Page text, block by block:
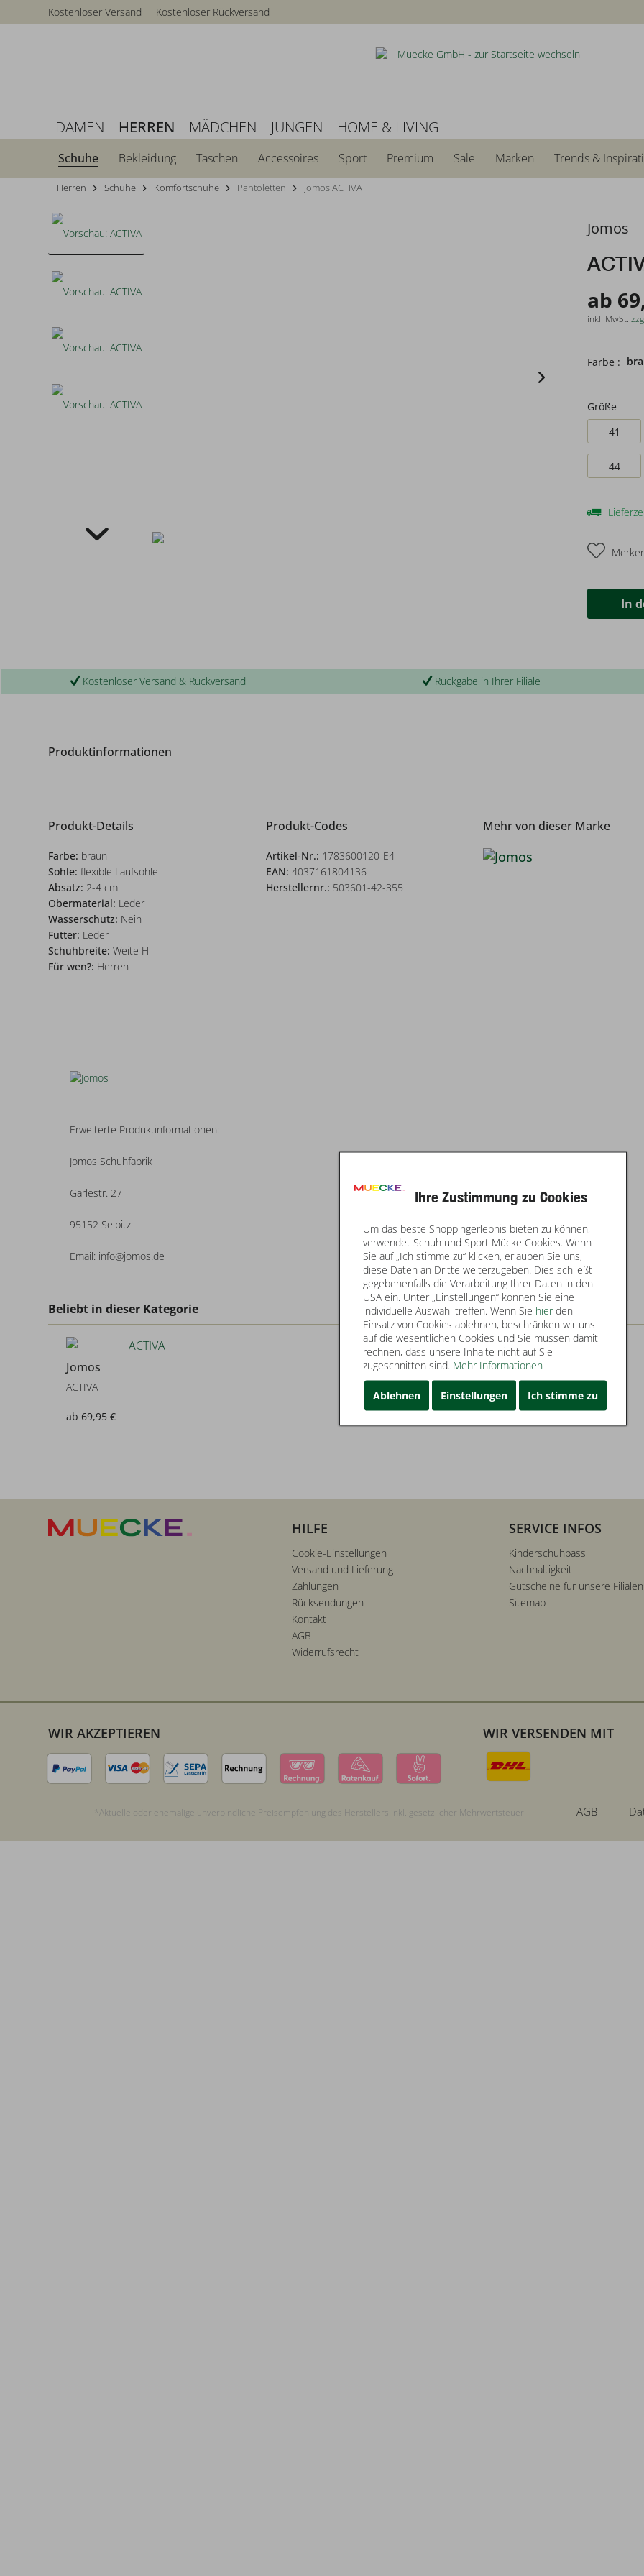
Kostenloser Versand Kostenloser Rückversand
DAMEN HERREN MÄDCHEN JUNGEN HOME & LIVING
Schuhe Bekleidung Taschen Accessoires Sport Premium Sale Marken Trends &
Herren Schuhe Komfortschuhe Pantoletten Jomos ACTIVA
Jomos
ab
inkl. MwSt.
Farbe :
Größe
41
44
In
Kostenloser Versand & Rückversand Rückgabe in Ihrer Filiale
Produktinformationen
Produkt-Details
Farbe: braun
Sohle: flexible Laufsohle
Absatz: 2-4 cm
Obermaterial: Leder
Wasserschutz: Nein
Futter: Leder
Schuhbreite: Weite H
Für wen?: Herren
Produkt-Codes
Artikel-Nr.: 1783600120-E4
EAN: 4037161804136
Herstellernr.: 503601-42-355
Mehr von dieser Marke
Erweiterte Produktinformationen:
Jomos Schuhfabrik
Garlestr. 27
95152 Selbitz
Email: info@jomos.de
Beliebt in dieser Kategorie
Jomos
ACTIVA
ab 69,95 €
HILFE
Cookie-Einstellungen
Versand und Lieferung
Zahlungen
Rücksendungen
Kontakt
AGB
Widerrufsrecht
SERVICE INFOS
Kinderschuhpass
Nachhaltigkeit
Gutscheine für unsere Filialen
Sitemap
WIR AKZEPTIEREN WIR VERSENDEN MIT
AGB
*Aktuelle oder ehemalige unverbindliche Preisempfehlung des Herstellers inkl. gesetzlicher Mehrwertsteuer.
Ihre Zustimmung zu Cookies
Um das beste Shoppingerlebnis bieten zu können,
verwendet Schuh und Sport Mücke Cookies. Wenn
Sie auf „Ich stimme zu“ klicken, erlauben Sie uns,
diese Daten an Dritte weiterzugeben. Dies schließt
gegebenenfalls die Verarbeitung Ihrer Daten in den
USA ein. Unter „Einstellungen“ können Sie eine
individuelle Auswahl treffen. Wenn Sie hierden
Einsatz von Cookies ablehnen, beschränken wir uns
auf die wesentlichen Cookies und Sie müssen damit
rechnen, dass unsere Inhalte nicht auf Sie
zugeschnitten sind. Mehr Informationen
Ablehnen Einstellungen Ich stimme zu